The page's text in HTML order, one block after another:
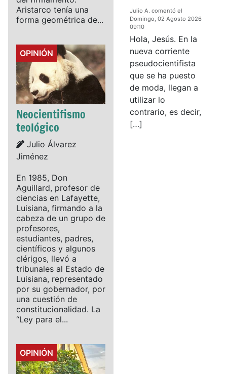
Aristarco tenía una
forma geométrica de...
Details
OPINIÓN
Neocientifismo
teológico
Details
Julio Álvarez
Jiménez
En 1985, Don
Aguillard, profesor de
ciencias en Lafayette,
Luisiana, firmando a la
cabeza de un grupo de
profesores,
estudiantes, padres,
científicos y algunos
clérigos, llevó a
tribunales al Estado de
Luisiana, representado
por su gobernador, por
una cuestión de
constitucionalidad. La
“Ley para el...
Details
OPINIÓN
Julio A. comentó el
Domingo, 02 Agosto 2026
09:10
Hola, Jesús. En la
nueva corriente
pseudocientifista
que se ha puesto
de moda, llegan a
utilizar lo
contrario, es decir,
[…]